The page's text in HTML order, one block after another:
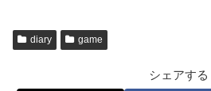
diary game
シェアする